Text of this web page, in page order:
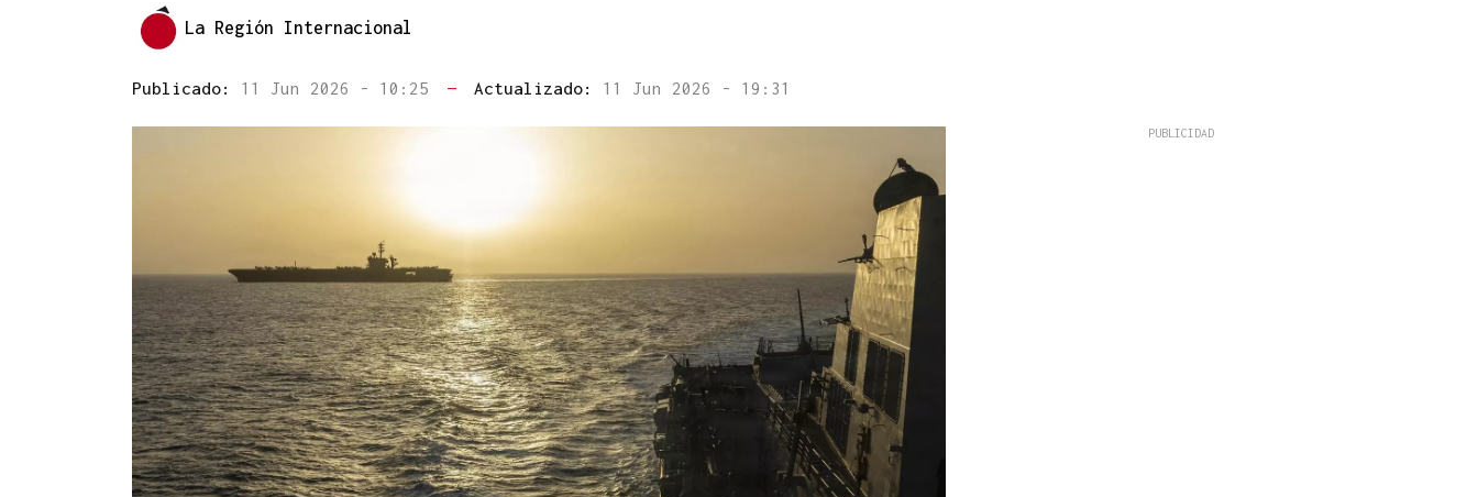
La Región Internacional
Publicado: 11 Jun 2026 - 10:25 — Actualizado: 11 Jun 2026 - 19:31